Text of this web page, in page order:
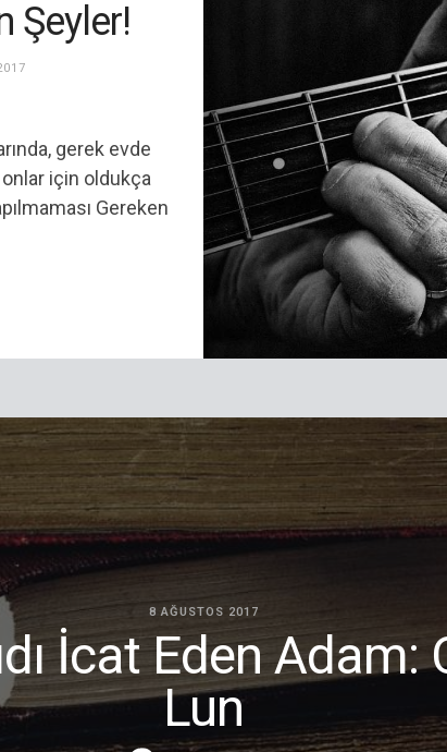
Şeyler!
gerek evde
onlar için oldukça
Gereken
8 AĞUSTOS 2017
İcat Eden Adam:
Lun